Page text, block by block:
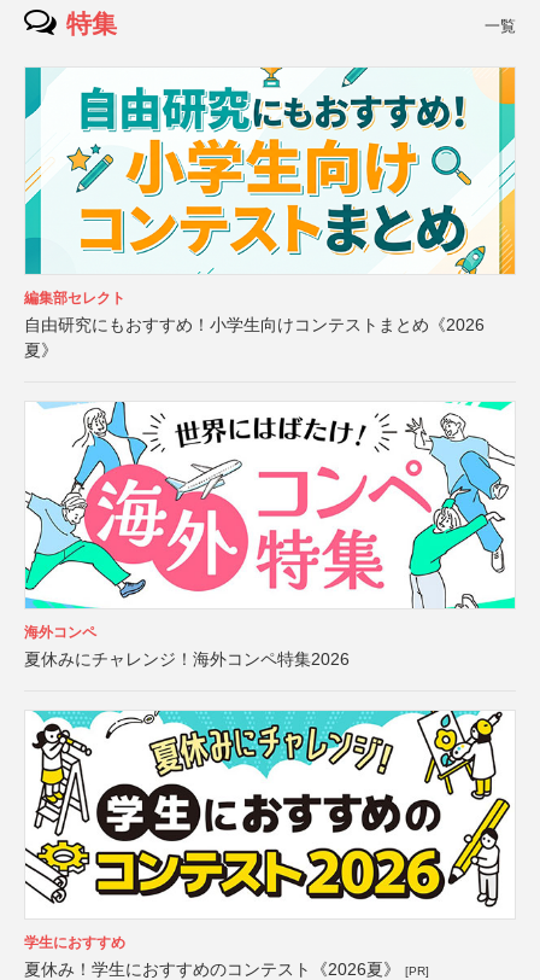
特集 一覧
編集部セレクト
自由研究にもおすすめ！小学生向けコンテストまとめ《2026
夏》
海外コンペ
夏休みにチャレンジ！海外コンペ特集2026
学生におすすめ
夏休み！学生におすすめのコンテスト《2026夏》 [PR]